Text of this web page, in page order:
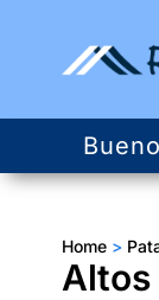
Home >
Altos